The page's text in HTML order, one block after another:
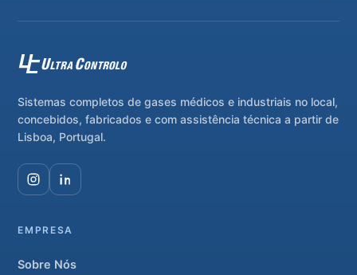
Sistemas completos de gases médicos e industriais no local,
concebidos, fabricados e com assistência técnica a partir de
Lisboa, Portugal.
EMPRESA
Sobre Nós